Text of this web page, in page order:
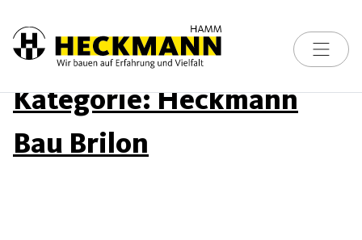
Skip to content
Toggle
Kategorie:Heckmann
Bau Brilon